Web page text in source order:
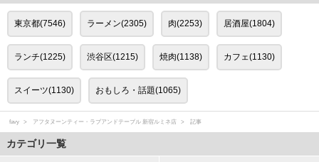
東京都(7546) ラーメン(2305) 肉(2253) 居酒屋(1804)
ランチ(1225) 渋谷区(1215) 焼肉(1138) カフェ(1130)
スイーツ(1130) おもしろ・話題(1065)
favy アフタヌーンティー・ラブアンドテーブル 新宿ルミネ店 記事
カテゴリ一覧